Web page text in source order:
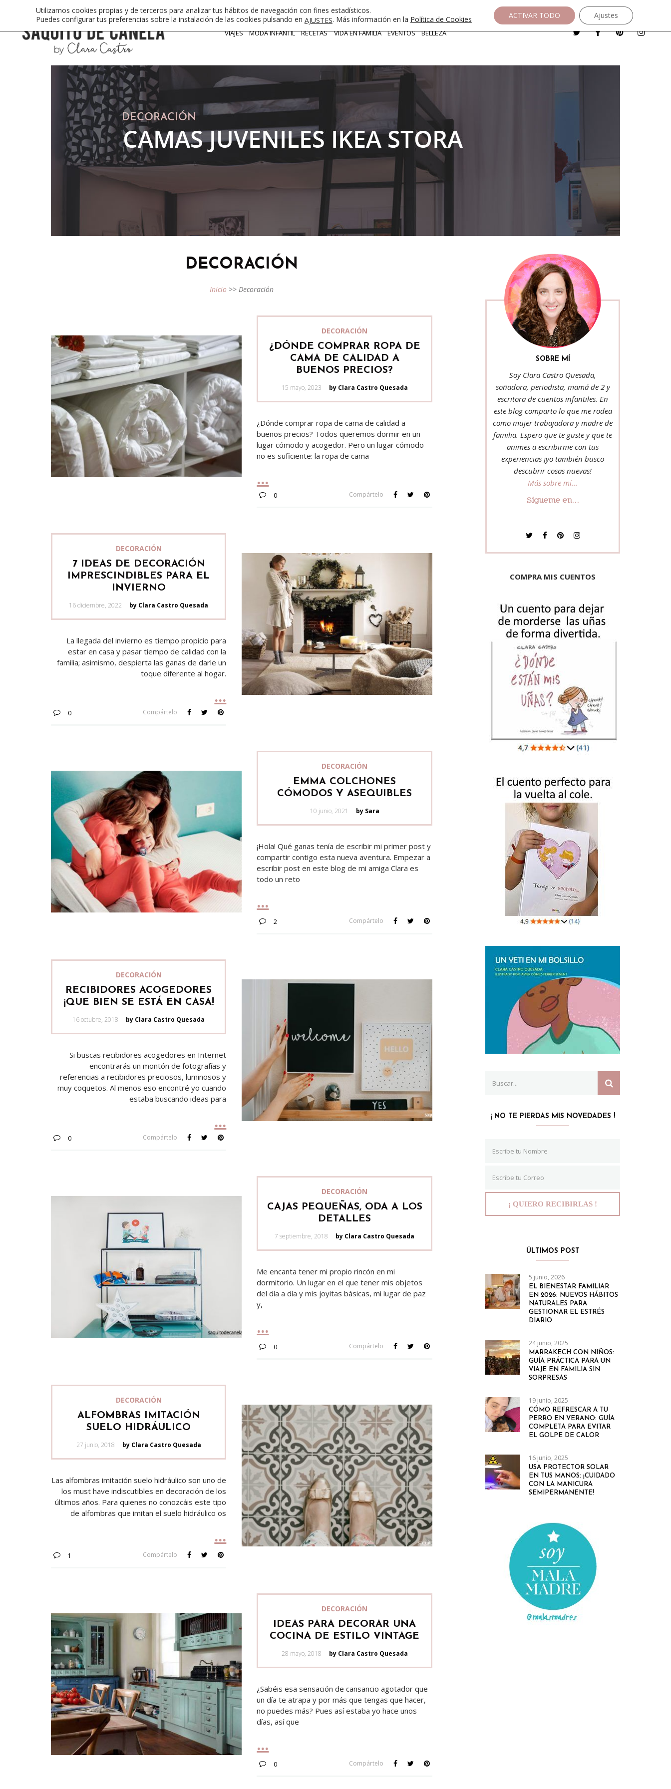
VIAJES MODA INFANTIL RECETAS VIDA EN FAMILIA EVENTOS BELLEZA
DECORACIÓN
Inicio >> Decoración
DECORACIÓN
¿DÓNDE COMPRAR ROPA DE
CAMA DE CALIDAD A
BUENOS PRECIOS?
Posted
15 mayo, 2023 by Clara Castro Quesada
¿Dónde comprar ropa de cama de calidad a
buenos precios? Todos queremos dormir en un
lugar cómodo y acogedor. Pero un lugar cómodo
no es suficiente: la ropa de cama
0 Compártelo
DECORACIÓN
7 IDEAS DE DECORACIÓN
IMPRESCINDIBLES PARA EL
INVIERNO
Posted
16 diciembre, 2022 by Clara Castro Quesada
La llegada del invierno es tiempo propicio para
estar en casa y pasar tiempo de calidad con la
familia; asimismo, despierta las ganas de darle un
toque diferente al hogar.
0 Compártelo
DECORACIÓN
EMMA COLCHONES
CÓMODOS Y ASEQUIBLES
Posted
10 junio, 2021 by Sara
¡Hola! Qué ganas tenía de escribir mi primer post y
compartir contigo esta nueva aventura. Empezar a
escribir post en este blog de mi amiga Clara es
todo un reto
2 Compártelo
DECORACIÓN
RECIBIDORES ACOGEDORES
¡QUE BIEN SE ESTÁ EN CASA!
Posted
16 octubre, 2018 by Clara Castro Quesada
Si buscas recibidores acogedores en Internet
encontrarás un montón de fotografías y
referencias a recibidores preciosos, luminosos y
muy coquetos. Al menos eso encontré yo cuando
estaba buscando ideas para
0 Compártelo
DECORACIÓN
CAJAS PEQUEÑAS, ODA A LOS
DETALLES
Posted
7 septiembre, 2018 by Clara Castro Quesada
Me encanta tener mi propio rincón en mi
dormitorio. Un lugar en el que tener mis objetos
del día a día y mis joyitas básicas, mi lugar de paz
y,
0 Compártelo
DECORACIÓN
ALFOMBRAS IMITACIÓN
SUELO HIDRÁULICO
Posted
27 junio, 2018 by Clara Castro Quesada
Las alfombras imitación suelo hidráulico son uno de
los must have indiscutibles en decoración de los
últimos años. Para quienes no conozcáis este tipo
de alfombras que imitan el suelo hidráulico os
1 Compártelo
DECORACIÓN
IDEAS PARA DECORAR UNA
COCINA DE ESTILO VINTAGE
Posted
28 mayo, 2018 by Clara Castro Quesada
¿Sabéis esa sensación de cansancio agotador que
un día te atrapa y por más que tengas que hacer,
no puedes más? Pues así estaba yo hace unos
días, así que
0 Compártelo
SOBRE MÍ
Soy Clara Castro Quesada,
soñadora, periodista, mamá de 2 y
escritora de cuentos infantiles. En
este blog comparto lo que me rodea
como mujer trabajadora y madre de
familia. Espero que te guste y que te
animes a escribirme con tus
experiencias ¡yo también busco
descubrir cosas nuevas!
Más sobre mí...
Sígueme en...
COMPRA MIS CUENTOS
for:
¡ NO TE PIERDAS MIS NOVEDADES !
ÚLTIMOS POST
5 junio, 2026
EL BIENESTAR FAMILIAR
EN 2026: NUEVOS HÁBITOS
NATURALES PARA
GESTIONAR EL ESTRÉS
DIARIO
24 junio, 2025
MARRAKECH CON NIÑOS:
GUÍA PRÁCTICA PARA UN
VIAJE EN FAMILIA SIN
SORPRESAS
19 junio, 2025
CÓMO REFRESCAR A TU
PERRO EN VERANO: GUÍA
COMPLETA PARA EVITAR
EL GOLPE DE CALOR
16 junio, 2025
USA PROTECTOR SOLAR
EN TUS MANOS: ¡CUIDADO
CON LA MANICURA
SEMIPERMANENTE!
Utilizamos cookies propias y de terceros para analizar tus hábitos de navegación con fines estadísticos.
Puedes configurar tus preferencias sobre la instalación de las cookies pulsando en AJUSTES. Más información en la Política de Cookies ACTIVAR TODO Ajustes